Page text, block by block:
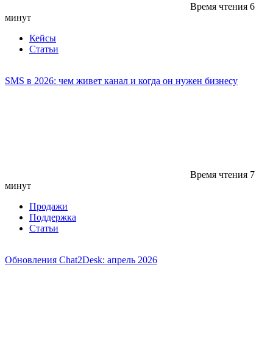
Время чтения 6
минут
Кейсы
Статьи
SMS в 2026: чем живет канал и когда он нужен бизнесу
Время чтения 7
минут
Продажи
Поддержка
Статьи
Обновления Chat2Desk: апрель 2026